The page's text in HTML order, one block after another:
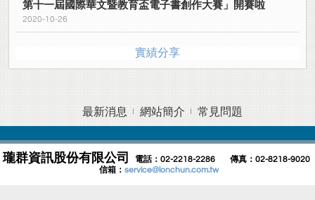
第十一屆國際華文暨教育盃電子書創作大賽」開賽啦
2020-10-26
實績分享
最新消息 網站簡介 常見問題
瓏群資訊股份有限公司
電話：02-2218-2286 傳真：02-8218-9020
信箱： service@lonchun.com.tw